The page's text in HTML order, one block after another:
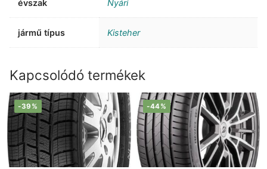
évszak Nyári
jármű típus Kisteher
Kapcsolódó termékek
-39% -44%